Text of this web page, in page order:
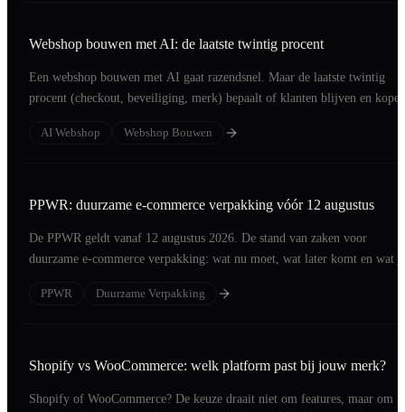
Webshop bouwen met AI: de laatste twintig procent
Een webshop bouwen met AI gaat razendsnel. Maar de laatste twintig
procent (checkout, beveiliging, merk) bepaalt of klanten blijven en
AI Webshop Webshop Bouwen
PPWR: duurzame e-commerce verpakking vóór 12 augustus
De PPWR geldt vanaf 12 augustus 2026. De stand van zaken voor
duurzame e-commerce verpakking: wat nu moet, wat later komt en wat
PPWR
Duurzame Verpakking
Shopify vs WooCommerce: welk platform past bij jouw merk?
Shopify of WooCommerce? De keuze draait niet om features, maar om